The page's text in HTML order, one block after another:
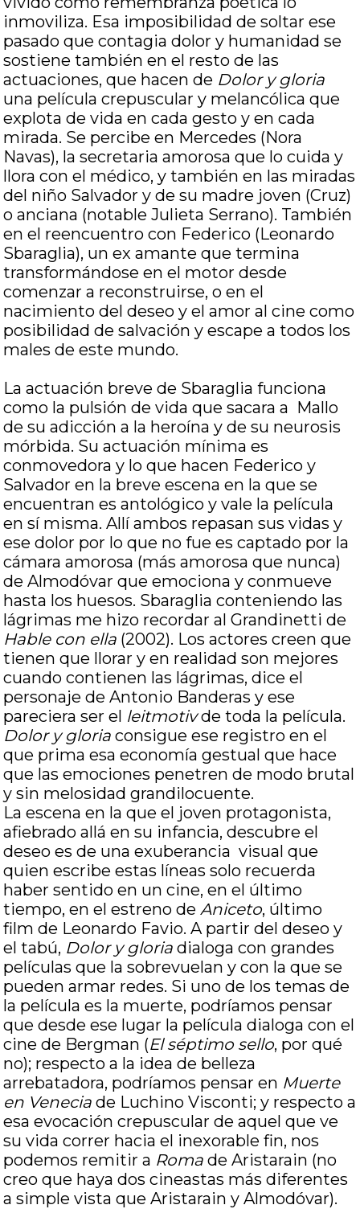
inmoviliza. Esa imposibilidad de soltar ese
pasado que contagia dolor y humanidad se
sostiene también en el resto de las
actuaciones, que hacen de Dolor y gloria
una película crepuscular y melancólica que
explota de vida en cada gesto y en cada
mirada. Se percibe en Mercedes (Nora
Navas), la secretaria amorosa que lo cuida y
llora con el médico, y también en las miradas
del niño Salvador y de su madre joven (Cruz)
o anciana (notable Julieta Serrano). También
en el reencuentro con Federico (Leonardo
Sbaraglia), un ex amante que termina
transformándose en el motor desde
comenzar a reconstruirse, o en el
nacimiento del deseo y el amor al cine como
posibilidad de salvación y escape a todos los
males de este mundo.
La actuación breve de Sbaraglia funciona
como la pulsión de vida que sacara a Mallo
de su adicción a la heroína y de su neurosis
mórbida. Su actuación mínima es
conmovedora y lo que hacen Federico y
Salvador en la breve escena en la que se
encuentran es antológico y vale la película
en sí misma. Allí ambos repasan sus vidas y
ese dolor por lo que no fue es captado por la
cámara amorosa (más amorosa que nunca)
de Almodóvar que emociona y conmueve
hasta los huesos. Sbaraglia conteniendo las
lágrimas me hizo recordar al Grandinetti de
Hable con ella (2002). Los actores creen que
tienen que llorar y en realidad son mejores
cuando contienen las lágrimas, dice el
personaje de Antonio Banderas y ese
pareciera ser el leitmotivde toda la película.
Dolor y gloria consigue ese registro en el
que prima esa economía gestual que hace
que las emociones penetren de modo brutal
y sin melosidad grandilocuente.
La escena en la que el joven protagonista,
afiebrado allá en su infancia, descubre el
deseo es de una exuberancia visual que
quien escribe estas líneas solo recuerda
haber sentido en un cine, en el último
tiempo, en el estreno deAniceto, último
film de Leonardo Favio. A partir del deseo y
el tabú, Dolor y gloria dialoga con grandes
películas que la sobrevuelan y con la que se
pueden armar redes. Si uno de los temas de
la película es la muerte, podríamos pensar
que desde ese lugar la película dialoga con el
cine de Bergman (El séptimo sello, por qué
no); respecto a la idea de belleza
arrebatadora, podríamos pensar en Muerte
en Venecia de Luchino Visconti; y respecto a
esa evocación crepuscular de aquel que ve
su vida correr hacia el inexorable fin, nos
podemos remitir a Roma de Aristarain (no
creo que haya dos cineastas más diferentes
a simple vista que Aristarain y Almodóvar).